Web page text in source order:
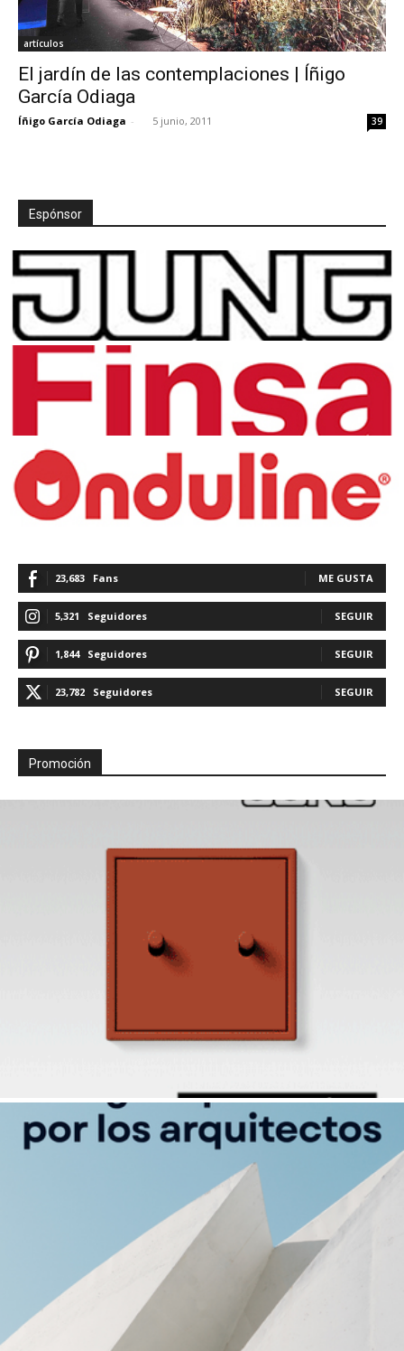
artículos
El jardín de las contemplaciones | Íñigo
García Odiaga
Íñigo García Odiaga - 5 junio, 2011 39
Espónsor
23,683 Fans ME GUSTA
5,321 Seguidores SEGUIR
1,844 Seguidores SEGUIR
23,782 Seguidores SEGUIR
Promoción